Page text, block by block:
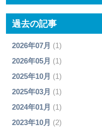
過去の記事
2026年07月 (1)
2026年05月 (1)
2025年10月 (1)
2025年03月 (1)
2024年01月 (1)
2023年10月 (2)